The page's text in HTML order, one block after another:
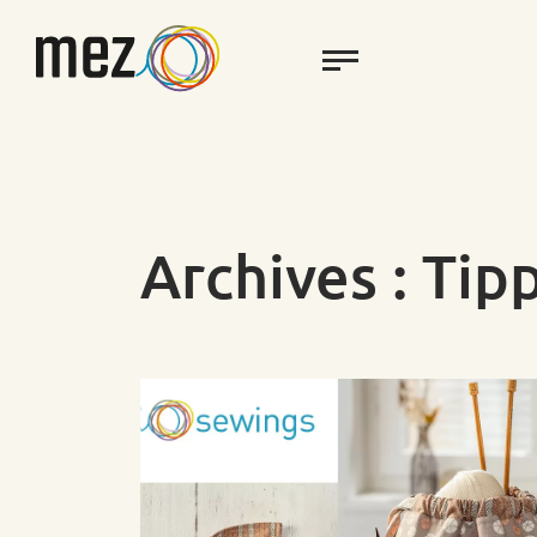
Archives :